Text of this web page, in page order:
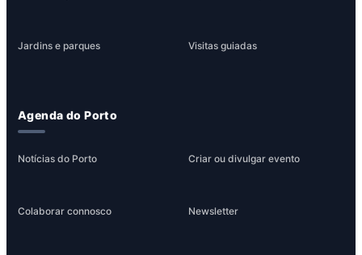
Jardins e parques Visitas guiadas
Agenda do Porto
Notícias do Porto Criar ou divulgar evento
Colaborar connosco Newsletter